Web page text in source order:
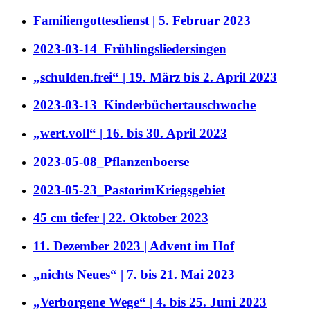
Familiengottesdienst | 5. Februar 2023
2023-03-14_Frühlingsliedersingen
„schulden.frei“ | 19. März bis 2. April 2023
2023-03-13_Kinderbüchertauschwoche
„wert.voll“ | 16. bis 30. April 2023
2023-05-08_Pflanzenboerse
2023-05-23_PastorimKriegsgebiet
45 cm tiefer | 22. Oktober 2023
11. Dezember 2023 | Advent im Hof
„nichts Neues“ | 7. bis 21. Mai 2023
„Verborgene Wege“ | 4. bis 25. Juni 2023